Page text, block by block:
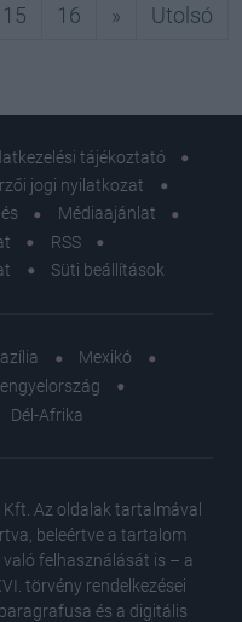
15 16 » Következő
Utolsó
tájékoztató
jogi nyilatkozat
Médiaajánlat
RSS
Süti beállítások
Mexikó
Dél-Afrika
Az oldalak tartalmával
beleértve a tartalom
felhasználását is – a
törvény rendelkezései
és a digitális